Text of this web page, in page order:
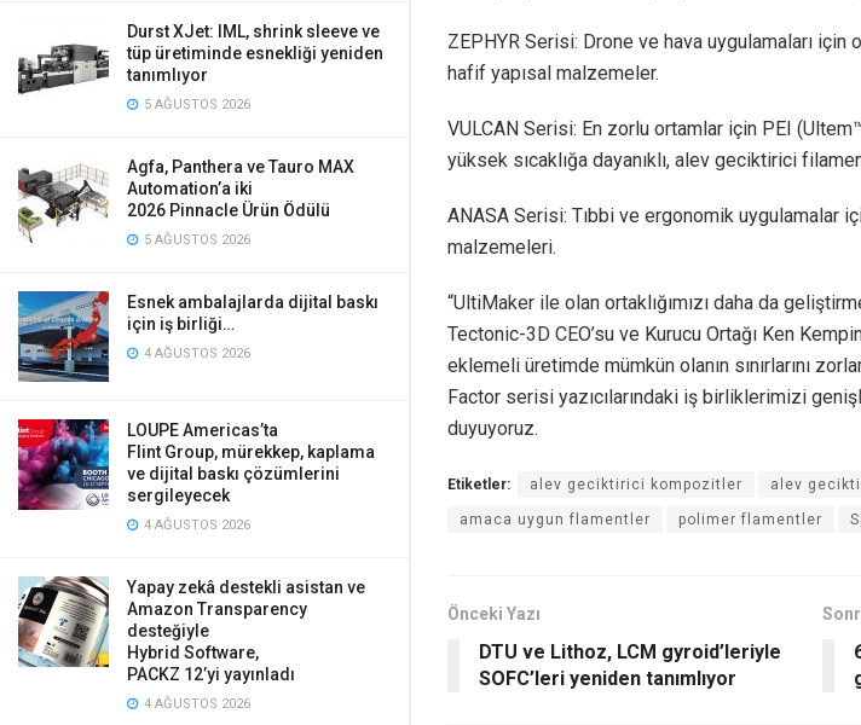
Durst XJet: IML, shrink sleeve ve
tüp üretiminde esnekliği yeniden
tanımlıyor
5 AĞUSTOS 2026
Agfa, Panthera ve Tauro MAX
Automation’a iki
2026 Pinnacle Ürün Ödülü
5 AĞUSTOS 2026
Esnek ambalajlarda dijital baskı
için iş birliği…
4 AĞUSTOS 2026
LOUPE Americas’ta
Flint Group, mürekkep, kaplama
ve dijital baskı çözümlerini
sergileyecek
4 AĞUSTOS 2026
Yapay zekâ destekli asistan ve
Amazon Transparency
desteğiyle
Hybrid Software,
PACKZ 12’yi yayınladı
4 AĞUSTOS 2026
ZEPHYR Serisi: Drone ve hava uygulamaları
hafif yapısal malzemeler.
VULCAN Serisi: En zorlu ortamlar için PEI
yüksek sıcaklığa dayanıklı, alev geciktirici
ANASA Serisi: Tıbbi ve ergonomik uygulamalar
malzemeleri.
“UltiMaker ile olan ortaklığımızı daha da
Tectonic-3D CEO’su ve Kurucu Ortağı Ken
eklemeli üretimde mümkün olanın sınırlarını
Factor serisi yazıcılarındaki iş birliklerimizi
duyuyoruz.
Etiketler: alev geciktirici kompozitler alev
amaca uygun flamentler polimer flamentler
Önceki Yazı
DTU ve Lithoz, LCM gyroid’leriyle
SOFC’leri yeniden tanımlıyor